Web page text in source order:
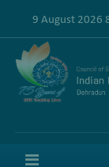
9 August 2026